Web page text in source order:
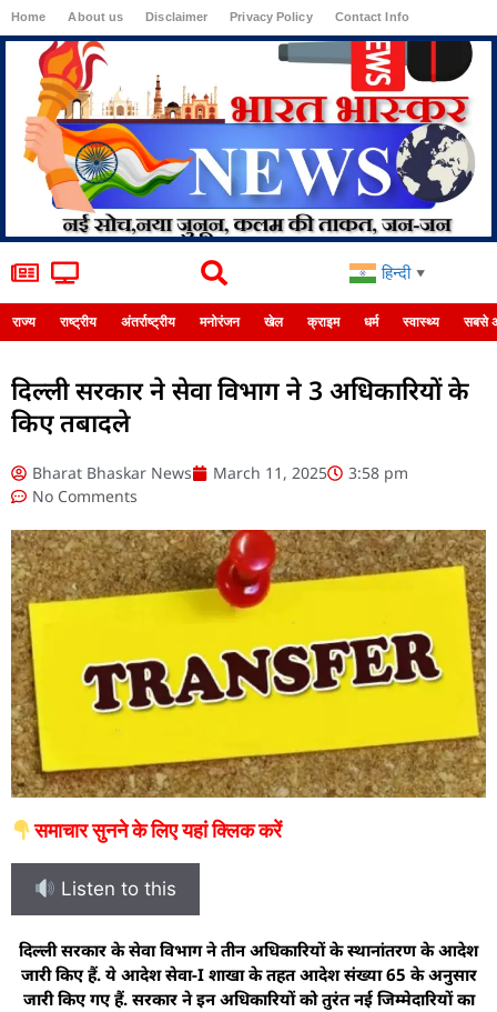
Home About us Disclaimer Privacy Policy Contact Info
हिन्दी ▼
राज्य राष्ट्रीय अंतर्राष्ट्रीय मनोरंजन खेल क्राइम धर्म स्वास्थ्य सबसे
दिल्ली सरकार ने सेवा विभाग ने 3 अधिकारियों के
किए तबादले
Bharat Bhaskar News March 11, 2025
3:58 pm
No Comments
समाचार सुनने के लिए यहां क्लिक करें
Listen to this
दिल्ली सरकार के सेवा विभाग ने तीन अधिकारियों के स्थानांतरण के आदेश
जारी किए हैं. ये आदेश सेवा-I शाखा के तहत आदेश संख्या 65 के अनुसार
जारी किए गए हैं. सरकार ने इन अधिकारियों को तुरंत नई जिम्मेदारियों का